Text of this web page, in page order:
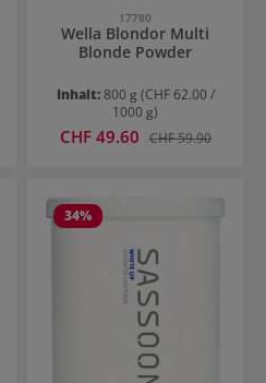
17780
Wella Blondor Multi
Blonde Powder
Inhalt:800 g (CHF 62.00 /
1000 g)
Verkaufspreis:
CHF 49.60 Regulärer Preis:
CHF 59.90
34%